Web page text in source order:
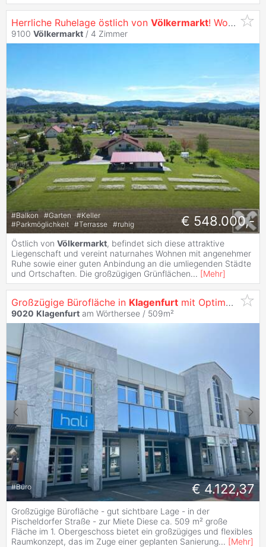
Herrliche Ruhelage östlich von Völkermarkt! Wohnhaus mit Bergblick, Garage und Nebengebäude
9100 Völkermarkt / 4 Zimmer
#Balkon #Garten #Keller
#Parkmöglichkeit #Terrasse #ruhig € 548.000,-
Östlich von Völkermarkt, befindet sich diese attraktive
Liegenschaft und vereint naturnahes Wohnen mit angenehmer
Ruhe sowie einer guten Anbindung an die umliegenden Städte
und Ortschaften. Die großzügigen Grünflächen... [Mehr]
Großzügige Bürofläche in Klagenfurt mit Optimaler Werbewirksamkeit -
9020 Klagenfurt am Wörthersee / 509m²
#Büro € 4.122,37
Großzügige Bürofläche - gut sichtbare Lage - in der
Pischeldorfer Straße - zur Miete Diese ca. 509 m² große
Fläche im 1. Obergeschoss bietet ein großzügiges und flexibles
Raumkonzept, das im Zuge einer geplanten Sanierung... [Mehr]